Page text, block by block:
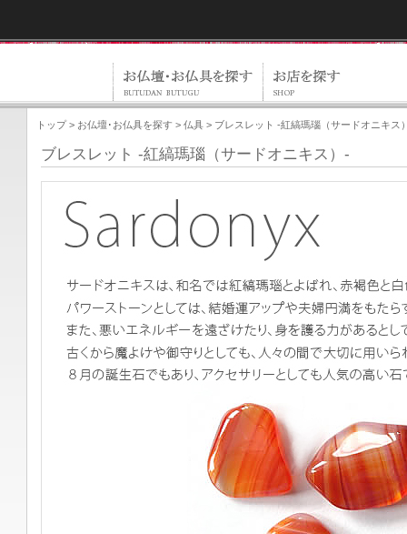
トップ> お仏壇･お仏具を探す > 仏具 > ブレスレット -紅縞瑪瑙（サードオニキス
ブレスレット -紅縞瑪瑙（サードオニキス）-